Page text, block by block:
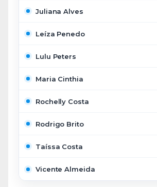
Juliana Alves
Leíza Penedo
Lulu Peters
Maria Cinthia
Rochelly Costa
Rodrigo Brito
Taíssa Costa
Vicente Almeida